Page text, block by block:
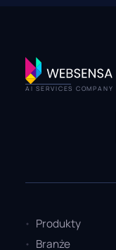
AI SERVICES COMPANY
Produkty
Branże